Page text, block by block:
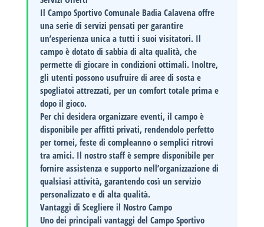
Il Campo Sportivo Comunale Badia Calavena offre
una serie di servizi pensati per garantire
un’esperienza unica a tutti i suoi visitatori. Il
campo è dotato di sabbia di alta qualità, che
permette di giocare in condizioni ottimali. Inoltre,
gli utenti possono usufruire di aree di sosta e
spogliatoi attrezzati, per un comfort totale prima e
dopo il gioco.
Per chi desidera organizzare eventi, il campo è
disponibile per affitti privati, rendendolo perfetto
per tornei, feste di compleanno o semplici ritrovi
tra amici. Il nostro staff è sempre disponibile per
fornire assistenza e supporto nell’organizzazione di
qualsiasi attività, garantendo così un servizio
personalizzato e di alta qualità.
Vantaggi di Scegliere il Nostro Campo
Uno dei principali vantaggi del Campo Sportivo